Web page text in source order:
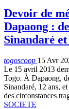
Devoir de
Dapaong :
Sinandaré
togoscoop 15 Avr
Le 15 avril 2013
Togo. À Dapaong,
Sinandaré, 12 ans,
des circonstances
SOCIETE